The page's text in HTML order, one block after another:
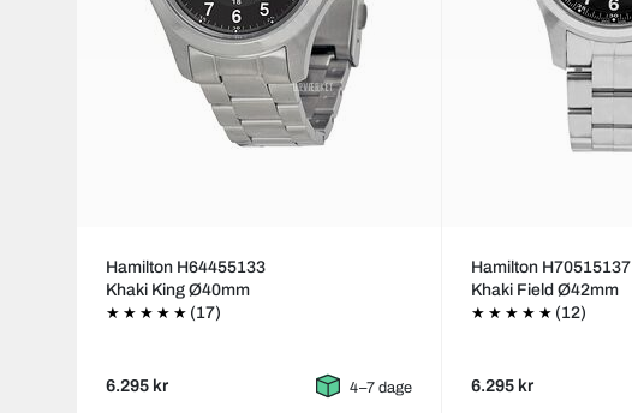
Hamilton H64455133
Khaki King Ø40mm
(17)
6.295 kr 4–7 dage
Hamilton H70515137
Khaki Field Ø42mm
(12)
6.295 kr